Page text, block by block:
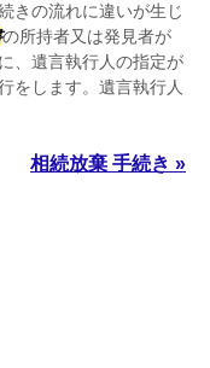
きの流れに違いが生じ
の所持者又は発見者が
、遺言執行人の指定が
をします。遺言執行人
相続放棄 手続き »